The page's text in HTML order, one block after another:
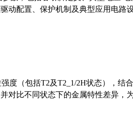
动配置、保护机制及典型应用电路
度（包括T2及T2_1/2H状态），结合
对比不同状态下的金属特性差异，